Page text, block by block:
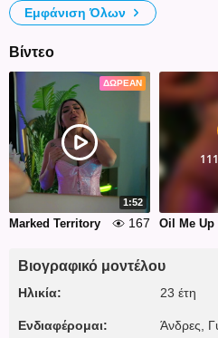
Εμφάνιση Όλων
Βίντεο
ΔΩΡΕΆΝ
1:52
Marked Territory 167 Oil Me Up
Βιογραφικό μοντέλου
Ηλικία: 23 έτη
Ενδιαφέρομαι: Άνδρες,